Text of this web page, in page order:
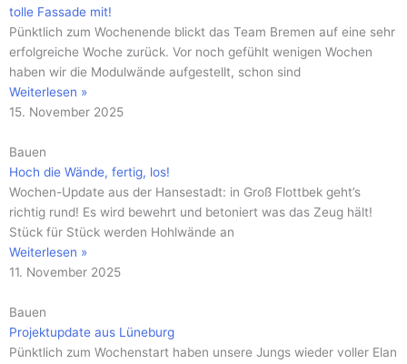
tolle Fassade mit!
Pünktlich zum Wochenende blickt das Team Bremen auf eine sehr
erfolgreiche Woche zurück. Vor noch gefühlt wenigen Wochen
haben wir die Modulwände aufgestellt, schon sind
Weiterlesen »
15. November 2025
Bauen
Hoch die Wände, fertig, los!
Wochen-Update aus der Hansestadt: in Groß Flottbek geht’s
richtig rund! Es wird bewehrt und betoniert was das Zeug hält!
Stück für Stück werden Hohlwände an
Weiterlesen »
11. November 2025
Bauen
Projektupdate aus Lüneburg
Pünktlich zum Wochenstart haben unsere Jungs wieder voller Elan